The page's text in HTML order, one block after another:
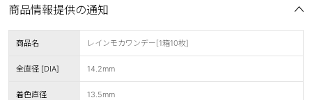
商品情報提供の通知
商品名 レインモカワンデー[1箱10枚]
全直径 [DIA] 14.2mm
着色直径 13.5mm